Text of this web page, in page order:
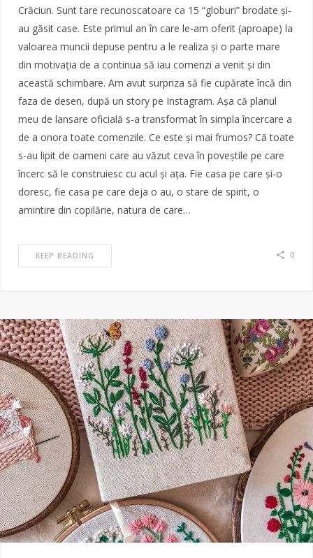
Crăciun. Sunt tare recunoscatoare ca 15 “globuri” brodate și-
au găsit case. Este primul an în care le-am oferit (aproape) la
valoarea muncii depuse pentru a le realiza și o parte mare
din motivația de a continua să iau comenzi a venit și din
această schimbare. Am avut surpriza să fie cupărate încă din
faza de desen, după un story pe Instagram. Așa că planul
meu de lansare oficială s-a transformat în simpla încercare a
de a onora toate comenzile. Ce este și mai frumos? Că toate
s-au lipit de oameni care au văzut ceva în poveștile pe care
încerc să le construiesc cu acul și ața. Fie casa pe care și-o
doresc, fie casa pe care deja o au, o stare de spirit, o
amintire din copilărie, natura de care…
KEEP READING 0